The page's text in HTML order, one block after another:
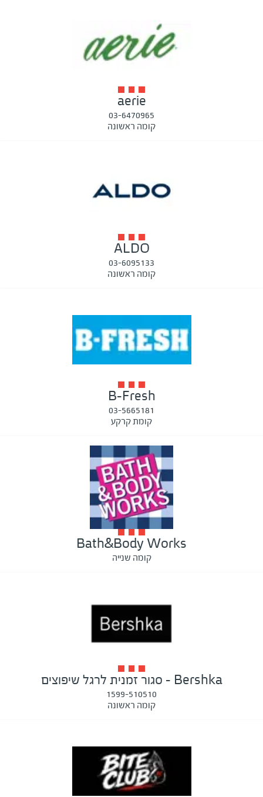
aerie
03-6470965
קומה ראשונה
ALDO
03-6095133
קומה ראשונה
B-Fresh
03-5665181
קומת קרקע
Bath&Body Works
קומה שנייה
Bershka - סגור זמנית לרגל שיפוצים
1599-510510
קומה ראשונה